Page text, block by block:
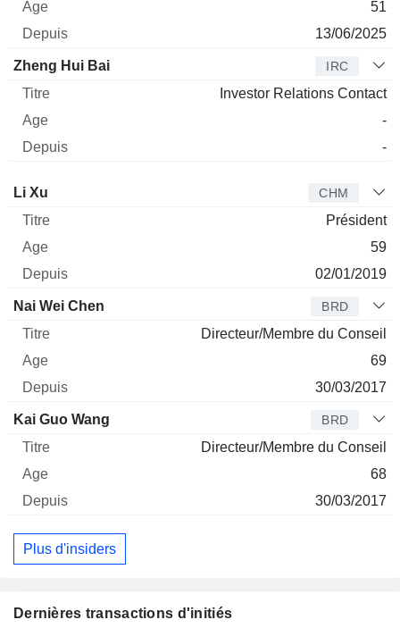
51
13/06/2025
Zheng Hui Bai IRC
Investor Relations Contact
-
-
Administrateur
Li Xu CHM
Président
59
02/01/2019
Nai Wei Chen BRD
Directeur/Membre du Conseil
69
30/03/2017
Kai Guo Wang BRD
Directeur/Membre du Conseil
68
30/03/2017
Plus d'insiders
Dernières transactions d'initiés